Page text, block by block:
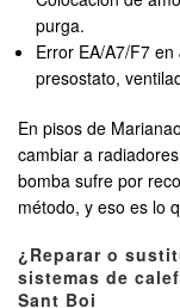
purga.
Error EA/A7/F7
presostato,
En pisos de
cambiar a
bomba sufre por
método, y eso es lo
¿Reparar o
sistemas de
Sant Boi